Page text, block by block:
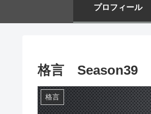
プロフィール
格言 Season39
格言